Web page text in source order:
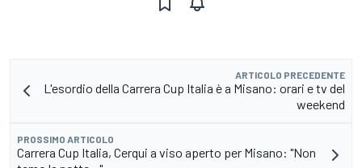
ARTICOLO PRECEDENTE
L'esordio della Carrera Cup Italia è a Misano: orari e tv del
weekend
PROSSIMO ARTICOLO
Carrera Cup Italia, Cerqui a viso aperto per Misano: "Non